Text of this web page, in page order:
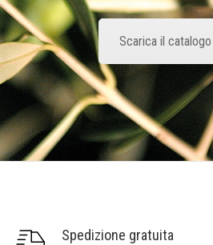
Scarica il catalogo
Spedizione gratuita